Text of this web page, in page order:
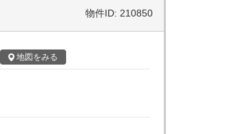
物件ID: 210850
地図をみる